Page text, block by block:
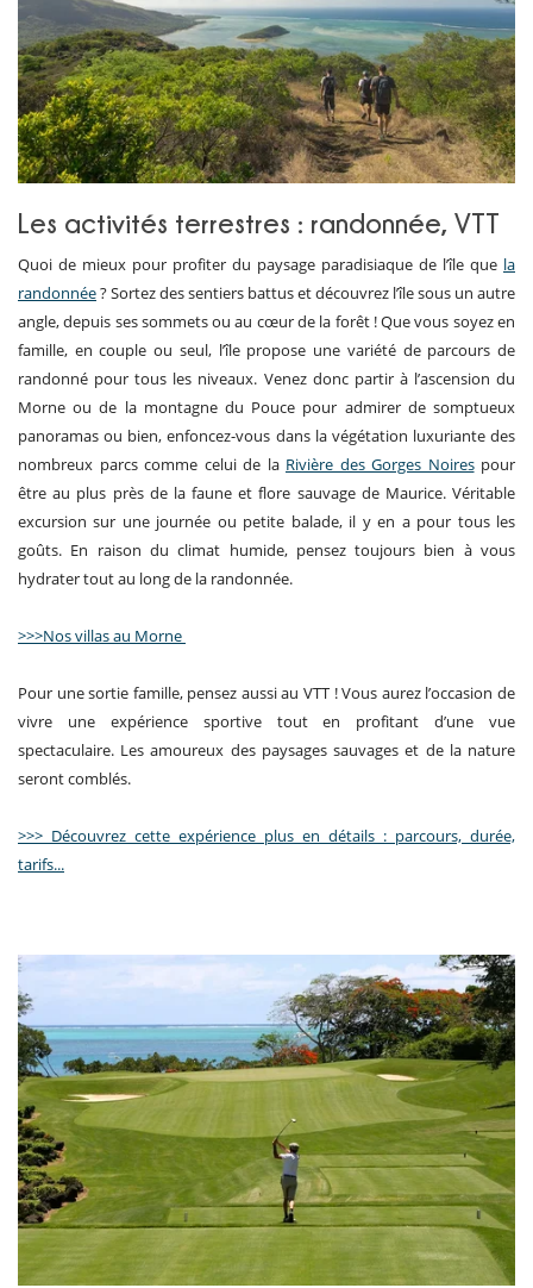
Les activités terrestres : randonnée, VTT
Quoi de mieux pour profiter du paysage paradisiaque de l’île que la
randonnée? Sortez des sentiers battus et découvrez l’île sous un autre
angle, depuis ses sommets ou au cœur de la forêt ! Que vous soyez en
famille, en couple ou seul, l’île propose une variété de parcours de
randonné pour tous les niveaux. Venez donc partir à l’ascension du
Morne ou de la montagne du Pouce pour admirer de somptueux
panoramas ou bien, enfoncez-vous dans la végétation luxuriante des
nombreux parcs comme celui de la Rivière des Gorges Noirespour
être au plus près de la faune et flore sauvage de Maurice. Véritable
excursion sur une journée ou petite balade, il y en a pour tous les
goûts. En raison du climat humide, pensez toujours bien à vous
hydrater tout au long de la randonnée.
>>>Nos villas au Morne
Pour une sortie famille, pensez aussi au VTT ! Vous aurez l’occasion de
vivre une expérience sportive tout en profitant d’une vue
spectaculaire. Les amoureux des paysages sauvages et de la nature
seront comblés.
>>> Découvrez cette expérience plus en détails : parcours, durée,
tarifs...